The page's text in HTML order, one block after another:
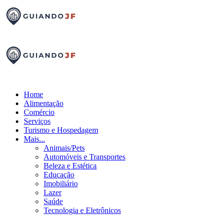
Home
Alimentação
Comércio
Serviços
Turismo e Hospedagem
Mais...
Animais/Pets
Automóveis e Transportes
Beleza e Estética
Educação
Imobiliário
Lazer
Saúde
Tecnologia e Eletrônicos